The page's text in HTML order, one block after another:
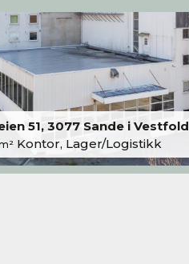
51, 3077 Sande i Vestfold
Kontor, Lager/Logistikk